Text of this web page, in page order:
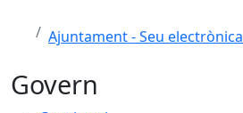
Ajuntament - Seu electrònica
Govern